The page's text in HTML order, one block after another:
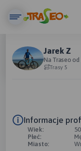
Jarek Z
Na Traseo
Trasy 5
Informacje
Wiek:
50
Płeć:
Miasto: